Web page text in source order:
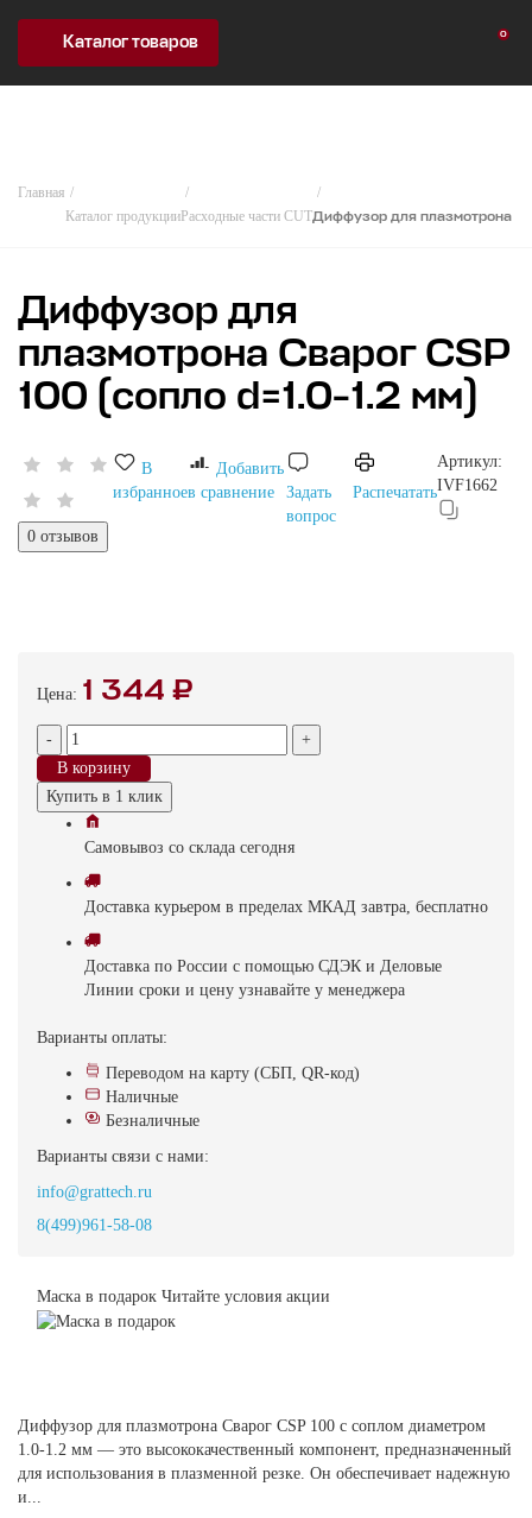
Каталог товаров
0
Главная
Каталог продукции Расходные части CUTДиффузор для плазмотрона
Диффузор для
плазмотрона Сварог CSP
100 (сопло d=1.0-1.2 мм)
0 отзывов
В
избранное
Добавить
в сравнение
Задать
вопрос
Распечатать
Артикул:
IVF1662
Цена: 1 344 ₽
-
+
В корзину
Купить в 1 клик
Самовывоз со склада cегодня
Доставка курьером в пределах МКАД завтра, бесплатно
Доставка по России с помощью СДЭК и Деловые
Линии сроки и цену узнавайте у менеджера
Варианты оплаты:
Переводом на карту (СБП, QR-код)
Наличные
Безналичные
Варианты связи с нами:
info@grattech.ru
8(499)961-58-08
Маска в подарок Читайте условия акции
Диффузор для плазмотрона Сварог CSP 100 с соплом диаметром
1.0-1.2 мм — это высококачественный компонент, предназначенный
для использования в плазменной резке. Он обеспечивает надежную
и...